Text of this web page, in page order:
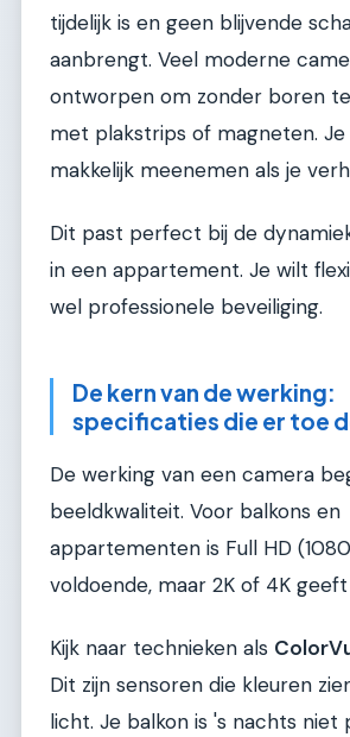
tijdelijk is en geen blijvende
aanbrengt. Veel moderne
ontworpen om zonder boren
met plakstrips of magneten.
makkelijk meenemen als je
Dit past perfect bij de
in een appartement. Je wilt
wel professionele beveiliging.
De kern van de werking:
specificaties die er toe
De werking van een camera
beeldkwaliteit. Voor balkons en
appartementen is Full HD
voldoende, maar 2K of 4K
Kijk naar technieken als
Dit zijn sensoren die kleuren
licht. Je balkon is 's nachts niet